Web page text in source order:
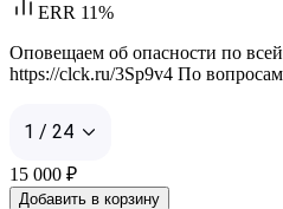
ERR 11%
Оповещаем об опасности по
https://clck.ru/3Sp9v4 По
1 / 24
15 000 ₽
Добавить в корзину